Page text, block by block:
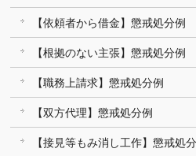
【依頼者から借金】懲戒処分例
【根拠のない主張】懲戒処分例
【職務上請求】懲戒処分例
【双方代理】懲戒処分例
【接見等もみ消し工作】懲戒処